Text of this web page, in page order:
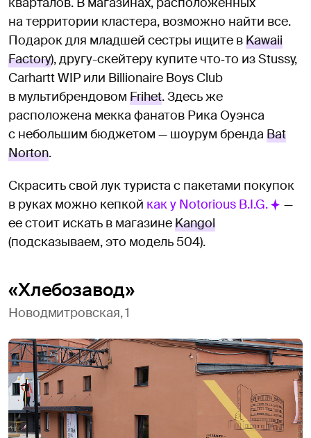
на территории кластера, возможно найти все.
Подарок для младшей сестры ищите вKawaii
Factory), другу-скейтеру купите что‑то из Stussy,
Carhartt WIP или Billionaire Boys Club
в мультибрендовом Frihet. Здесь же
расположена мекка фанатов Рика Оуэнса
с небольшим бюджетом — шоурум бренда Bat
Norton.
Скрасить свой лук туриста с пакетами покупок
в руках можно кепкой как у Notorious B.I.G.
—
ее стоит искать в магазинеKangol
(подсказываем, это модель 504).
«Хлебозавод»
Новодмитровская, 1